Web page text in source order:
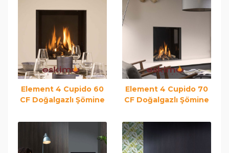
Element 4 Cupido 60
CF Doğalgazlı Şömine
Element 4 Cupido 70
CF Doğalgazlı Şömine